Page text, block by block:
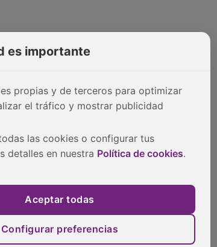
es importante
propias y de terceros para optimizar
el tráfico y mostrar publicidad
las cookies o configurar tus
detalles en nuestra Política de cookies.
Aceptar todas
Configurar preferencias